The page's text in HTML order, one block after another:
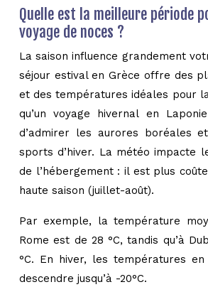
Quelle est la meilleure période
voyage de noces ?
La saison influence grandement
séjour estival en Grèce offre des
et des températures idéales pour
qu’un voyage hivernal en
d’admirer les aurores boréales
sports d’hiver. La météo impacte
de l’hébergement : il est plus
haute saison (juillet-août).
Par exemple, la température
Rome est de 28 °C, tandis qu’à
°C. En hiver, les températures
descendre jusqu’à -20°C.